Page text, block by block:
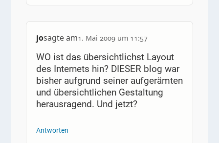
josagte am1. Mai 2009 um 11:57
WO ist das übersichtlichst Layout
des Internets hin? DIESER blog war
bisher aufgrund seiner aufgerämten
und übersichtlichen Gestaltung
herausragend. Und jetzt?
Antworten